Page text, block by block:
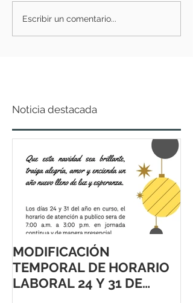
Escribir un comentario...
Noticia destacada
MODIFICACIÓN
TEMPORAL DE HORARIO
LABORAL 24 Y 31 DE